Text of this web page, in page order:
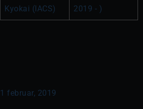
Kyokai (IACS)
2019 - )
1 februar, 2019